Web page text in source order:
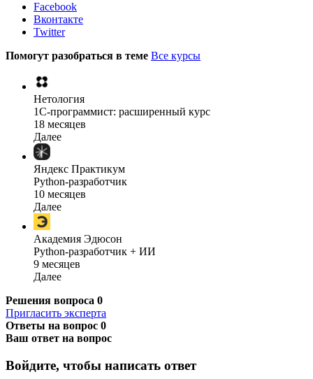
Facebook
Вконтакте
Twitter
Помогут разобраться в теме Все курсы
Нетология
1C-программист: расширенный курс
18 месяцев
Далее
Яндекс Практикум
Python-разработчик
10 месяцев
Далее
Академия Эдюсон
Python-разработчик + ИИ
9 месяцев
Далее
Решения вопроса 0
Пригласить эксперта
Ответы на вопрос 0
Ваш ответ на вопрос
Войдите, чтобы написать ответ